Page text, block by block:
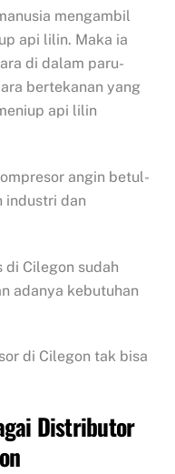
mengambil
api lilin. Maka ia
di dalam paru-
bertekanan yang
api lilin
angin betul-
industri dan
di Cilegon sudah
adanya kebutuhan
di Cilegon tak bisa
Distributor